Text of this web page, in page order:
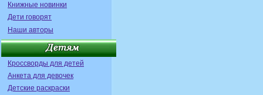
Книжные новинки
Дети говорят
Наши авторы
Кроссворды для детей
Анкета для девочек
Детские раскраски